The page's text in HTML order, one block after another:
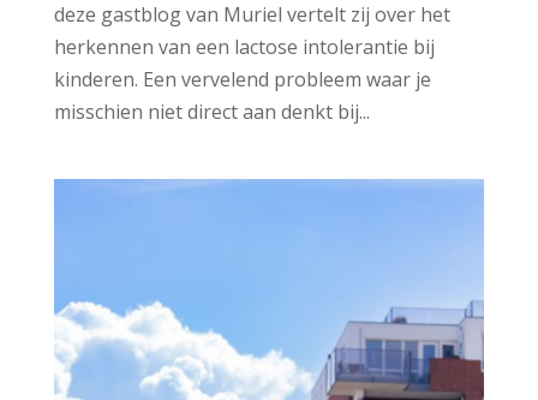
deze gastblog van Muriel vertelt zij over het
herkennen van een lactose intolerantie bij
kinderen. Een vervelend probleem waar je
misschien niet direct aan denkt bij...